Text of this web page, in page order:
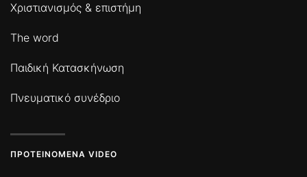
Χριστιανισμός & επιστήμη
The word
Παιδική Κατασκήνωση
Πνευματικό συνέδριο
ΠΡΟΤΕΙΝΌΜΕΝΑ VIDEO